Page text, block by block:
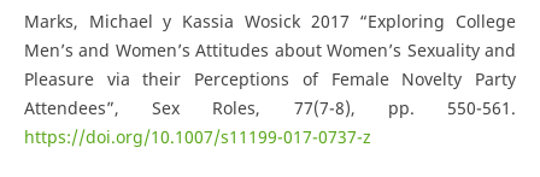
Marks, Michael y Kassia Wosick 2017 “Exploring College
Men’s and Women’s Attitudes about Women’s Sexuality and
Pleasure via their Perceptions of Female Novelty Party
Attendees”, Sex Roles, 77(7-8), pp. 550-561.
https://doi.org/10.1007/s11199-017-0737-z